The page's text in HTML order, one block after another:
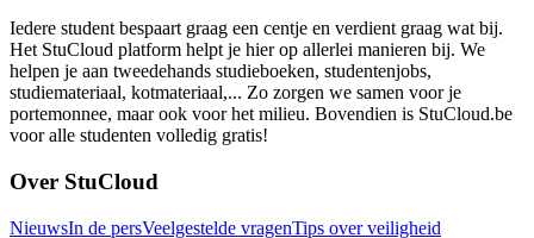
Iedere student bespaart graag een centje en verdient graag wat bij.
Het StuCloud platform helpt je hier op allerlei manieren bij. We
helpen je aan tweedehands studieboeken, studentenjobs,
studiemateriaal, kotmateriaal,... Zo zorgen we samen voor je
portemonnee, maar ook voor het milieu. Bovendien is StuCloud.be
voor alle studenten volledig gratis!
Over StuCloud
NieuwsIn de persVeelgestelde vragenTips over veiligheid